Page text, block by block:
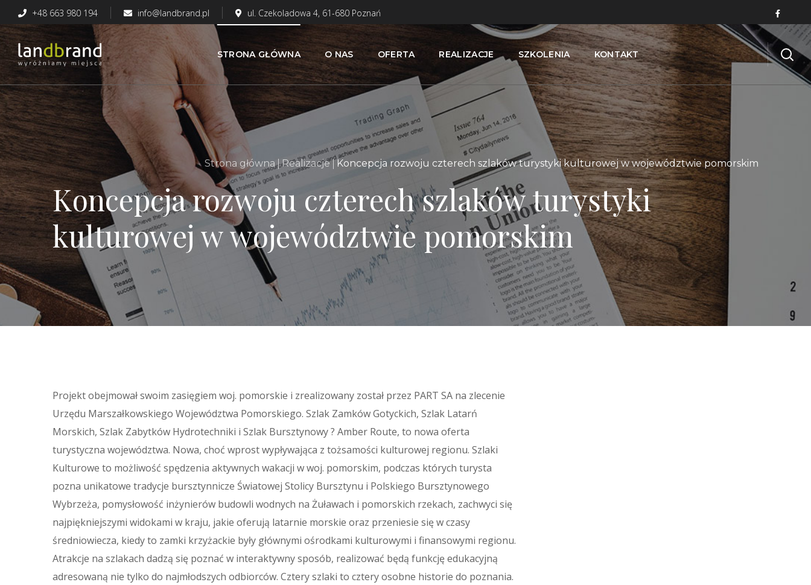
+48 663 980 194 info@landbrand.pl ul. Czekoladowa 4, 61-680 Poznań
STRONA GŁÓWNA O NAS OFERTA REALIZACJE SZKOLENIA KONTAKT
Koncepcja rozwoju czterech szlaków turystyki
kulturowej w województwie pomorskim
Strona główna Realizacje Koncepcja rozwoju czterech szlaków turystyki kulturowej w województwie pomorskim
Projekt obejmował swoim zasięgiem woj. pomorskie i zrealizowany został przez PART SA na zlecenie
Urzędu Marszałkowskiego Województwa Pomorskiego. Szlak Zamków Gotyckich, Szlak Latarń
Morskich, Szlak Zabytków Hydrotechniki i Szlak Bursztynowy ? Amber Route, to nowa oferta
turystyczna województwa. Nowa, choć wprost wypływająca z tożsamości kulturowej regionu. Szlaki
Kulturowe to możliwość spędzenia aktywnych wakacji w woj. pomorskim, podczas których turysta
pozna unikatowe tradycje bursztynnicze Światowej Stolicy Bursztynu i Polskiego Bursztynowego
Wybrzeża, pomysłowość inżynierów budowli wodnych na Żuławach i pomorskich rzekach, zachwyci się
najpiękniejszymi widokami w kraju, jakie oferują latarnie morskie oraz przeniesie się w czasy
średniowiecza, kiedy to zamki krzyżackie były głównymi ośrodkami kulturowymi i finansowymi regionu.
Atrakcje na szlakach dadzą się poznać w interaktywny sposób, realizować będą funkcję edukacyjną
adresowaną nie tylko do najmłodszych odbiorców. Cztery szlaki to cztery osobne historie do poznania.